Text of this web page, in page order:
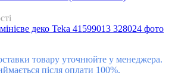
товару уточнюйте у менеджера.
після оплати 100%.